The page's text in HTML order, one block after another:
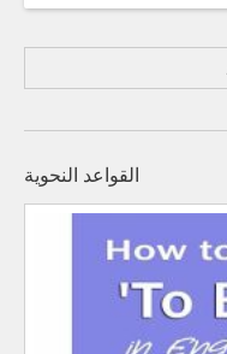
القواعد النحوية